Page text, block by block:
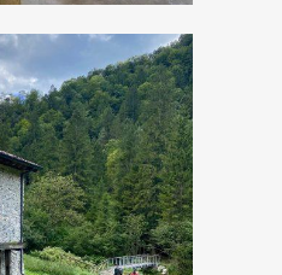
Mulino
di
antichi